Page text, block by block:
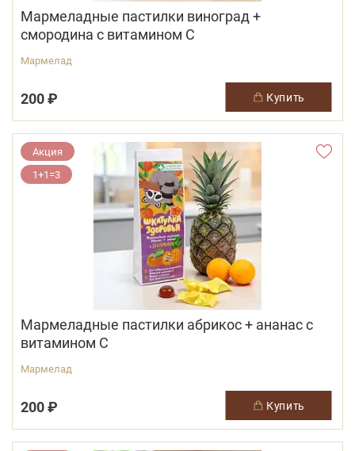
Мармеладные пастилки виноград +
смородина с витамином С
Мармелад
200 ₽ купить
Акция
1+1=3
Мармеладные пастилки абрикос + ананас с
витамином С
Мармелад
200 ₽ купить